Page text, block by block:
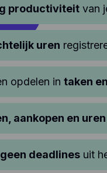
productiviteit van
uren
opdelen in taken
aankopen en
deadlines uit